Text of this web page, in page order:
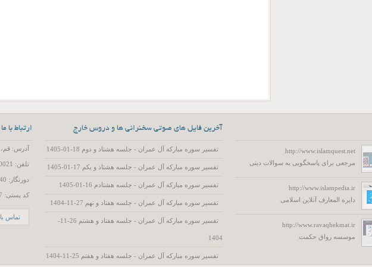
http://www.islamquest.net
مرجعی برای پاسخگویی به سوالات دینی
http://www.islampedia.ir
دایره المعارف آنلاین اسلامی
http://www.ravaqhekmat.ir
موسسه رواق حکمت
آخرین فایل های صوتی سخنرانی ها و دروس خارج
تفسیر سوره مبارکه آل عمران - جلسه هشتاد و دوم 18-01-1405
تفسیر سوره مبارکه آل عمران - جلسه هشتاد و یکم 17-01-1405
تفسیر سوره مبارکه آل عمران - جلسه هشتادم 16-01-1405
تفسیر سوره مبارکه آل عمران - جلسه هفتاد و نهم 27-11-1404
تفسیر سوره مبارکه آل عمران - جلسه هفتاد و هشتم 26-11-
1404
تفسیر سوره مبارکه آل عمران - جلسه هفتاد و هفتم 25-11-1404
ارتباط با ما
آدرس: قم، 55 متری عمار یاسر، کوچه 15،
تلفن: 02537720021
دورنگار: 02537719740
کد پستی: 3714786557
تماس